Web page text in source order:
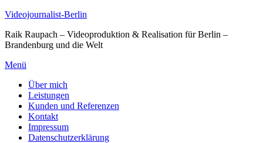
Zum
springen
Videojournalist-Berlin
Raik Raupach – Videoproduktion & Realisation für Berlin –
Brandenburg und die Welt
Menü
Über mich
Leistungen
Kunden und Referenzen
Kontakt
Impressum
Datenschutzerklärung